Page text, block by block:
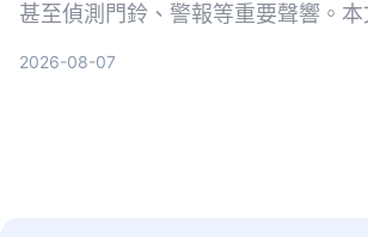
甚至偵測門鈴、警報等重要聲響。本
2026-08-07